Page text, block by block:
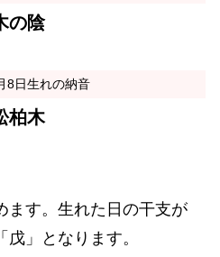
の陰
8日生れの納音
柏木
ます。生れた日の干支が
戊」となります。